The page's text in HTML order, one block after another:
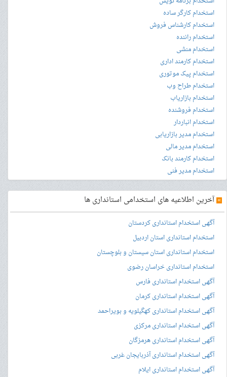
استخدام کارگر ساده
استخدام کارشناس فروش
استخدام راننده
استخدام منشی
استخدام کارمند اداری
استخدام پیک موتوری
استخدام طراح وب
استخدام بازاریاب
استخدام فروشنده
استخدام انباردار
استخدام مدیر بازاریابی
استخدام مدیر مالی
استخدام کارمند بانک
استخدام مدیر فنی
»آخرین اطلاعیه های استخدامی استانداری ها
آگهی استخدام استانداری کردستان
استخدام استانداری استان اردبیل
استخدام استانداری استان سیستان و بلوچستان
استخدام استانداری خراسان رضوی
آگهی استخدام استانداری فارس
آگهی استخدام استانداری کرمان
آگهی استخدام استانداری کهگیلویه و بویراحمد
آگهی استخدام استانداری مرکزی
آگهی استخدام استانداری هرمزگان
آگهی استخدام استانداری آذربایجان غربی
آگهی استخدام استانداری ایلام